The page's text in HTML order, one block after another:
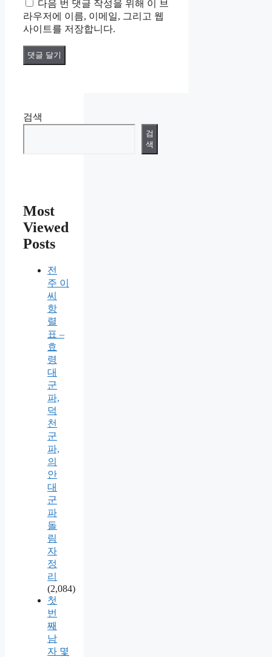
이
트
다음 번 댓글 작성을 위해 이 브
라우저에 이름, 이메일, 그리고 웹
사이트를 저장합니다.
검색
검
색
Most
Viewed
Posts
전
주 이
씨
항
렬
표 –
효
령
대
군
파,
덕
천
군
파,
의
안
대
군
파
돌
림
자
정
리
(2,084)
첫
번
째
남
자 몇